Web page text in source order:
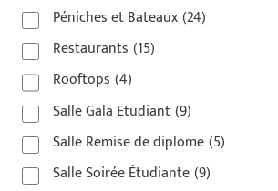
Péniches et Bateaux(24)
Restaurants (15)
Rooftops (4)
Salle Gala Etudiant(9)
Salle Remise de diplome(5)
Salle Soirée Étudiante(9)